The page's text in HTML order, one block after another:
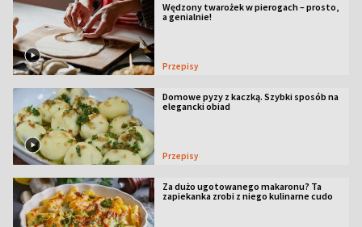
Wędzony twarożek w pierogach – prosto,
a genialnie!
Przepisy
Domowe pyzy z kaczką. Szybki sposób na
elegancki obiad
Przepisy
Za dużo ugotowanego makaronu? Ta
zapiekanka zrobi z niego kulinarne cudo